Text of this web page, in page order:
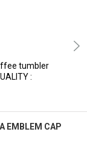
tumbler
:
EMBLEM CAP